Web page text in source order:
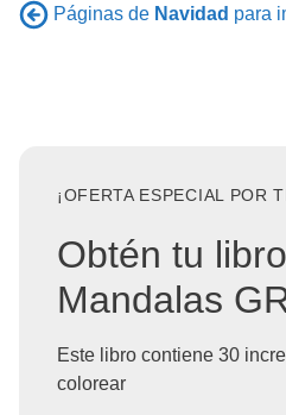
Páginas de Navidad para
¡OFERTA ESPECIAL POR
Obtén tu
Mandalas
Este libro contiene 30
colorear